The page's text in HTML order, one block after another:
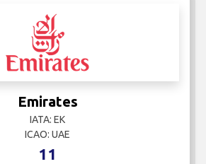
Emirates
IATA: EK
ICAO: UAE
11